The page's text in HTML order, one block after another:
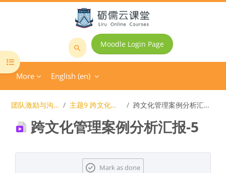
Search
Moodle Login Page
More English ‎(en)‎
Open course index
团队激励与沟通 主题9 跨文化管理 跨文化管理案例分析汇报-5
跨文化管理案例分析汇报-5
Completion requirements
Mark as done